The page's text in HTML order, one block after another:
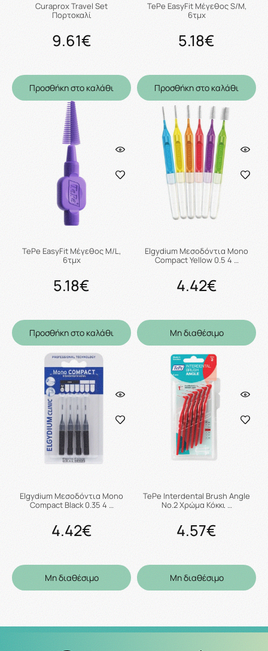
Curaprox Travel Set
Πορτοκαλί
9.61€
Προσθήκη στο καλάθι
TePe EasyFit Μέγεθος S/M,
6τμχ
5.18€
Προσθήκη στο καλάθι
TePe EasyFit Μέγεθος M/L,
6τμχ
5.18€
Προσθήκη στο καλάθι
Elgydium Μεσοδόντια Mono
Compact Yellow 0.5 4 …
4.42€
Μη διαθέσιμο
Elgydium Μεσοδόντια Mono
Compact Black 0.35 4 …
4.42€
Μη διαθέσιμο
TePe Interdental Brush Angle
No.2 Χρώμα Κόκκι …
4.57€
Μη διαθέσιμο